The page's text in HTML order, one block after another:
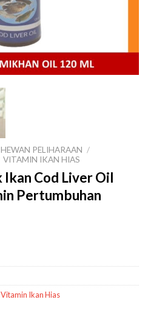
PELIHARAAN /
VITAMIN IKAN HIAS
Cod Liver Oil
Pertumbuhan
Vitamin Ikan Hias